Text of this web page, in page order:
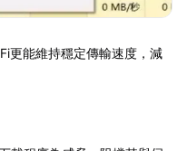
更能維持穩定傳輸速度，減